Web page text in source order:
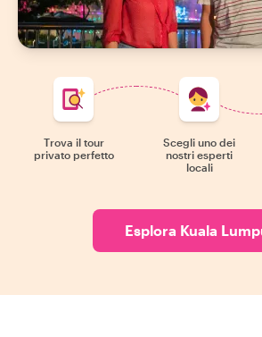
Trova il tour
privato perfetto
Scegli uno dei
nostri esperti
locali
Esplora Kuala